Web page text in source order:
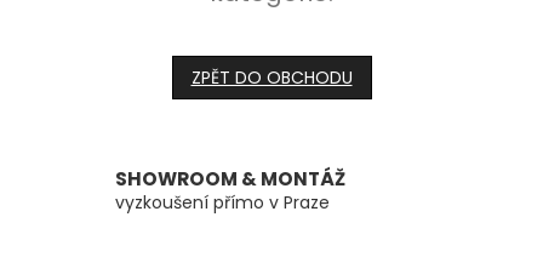
ZPĚT DO OBCHODU
SHOWROOM & MONTÁŽ
vyzkoušení přímo v Praze